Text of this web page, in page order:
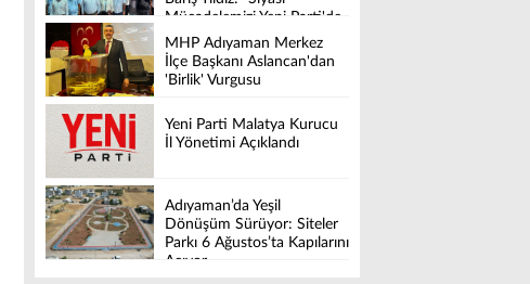
Mücadelemizi Yeni Parti'de
Sürdüreceğiz"
MHP Adıyaman Merkez
İlçe Başkanı Aslancan'dan
'Birlik' Vurgusu
Yeni Parti Malatya Kurucu
İl Yönetimi Açıklandı
Adıyaman’da Yeşil
Dönüşüm Sürüyor: Siteler
Parkı 6 Ağustos’ta Kapılarını
Açıyor